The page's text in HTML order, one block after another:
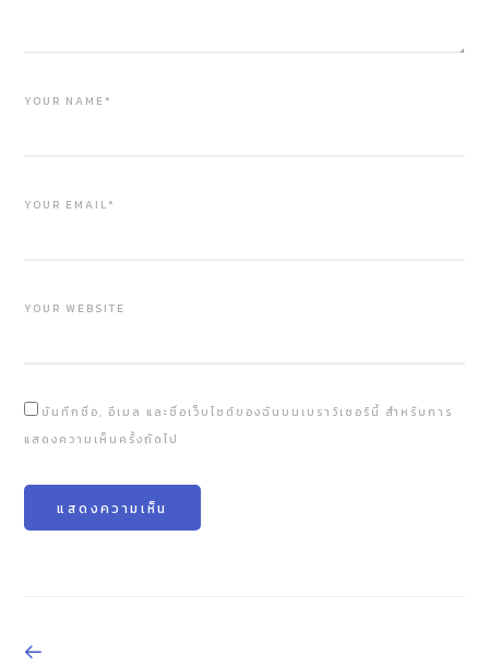
YOUR NAME*
YOUR EMAIL*
YOUR WEBSITE
บันทึกชื่อ, อีเมล และชื่อเว็บไซต์ของฉันบนเบราว์เซอร์นี้ สำหรับการ
แสดงความเห็นครั้งถัดไป